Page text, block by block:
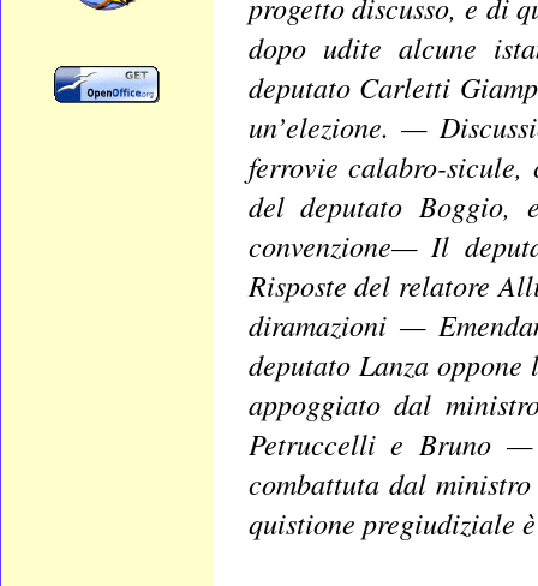
dopo udite alcune
deputato Carletti
un’elezione. —
ferrovie calabro-
del deputato Boggio,
convenzione— Il
Risposte del relatore
diramazioni —
deputato Lanza
appoggiato dal
Petruccelli e Bruno —
combattuta dal
quistione pregiudiziale è